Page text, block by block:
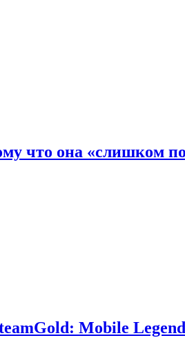
что она «слишком
Mobile